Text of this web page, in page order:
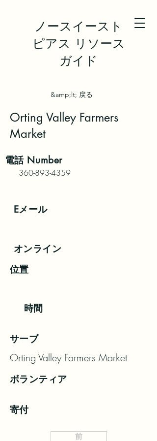
ノースイースト
ピアス リソース
ガイド
&amp;lt; 戻る
Orting Valley Farmers
Market
電話Number
360-893-4359
Eメール
オンライン
位置
時間
サーブ
Orting Valley Farmers Market
ボランティア
寄付
前